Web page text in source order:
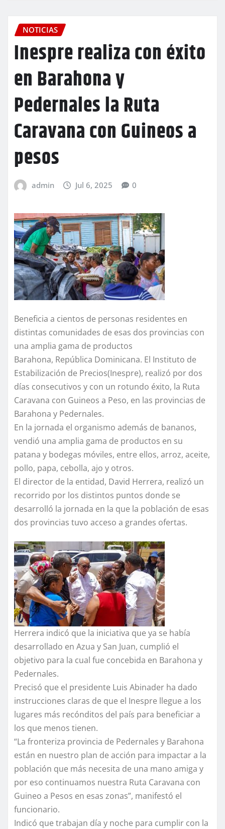
NOTICIAS
Inespre realiza con éxito
en Barahona y
Pedernales la Ruta
Caravana con Guineos a
pesos
admin Jul 6, 2025 0
Beneficia a cientos de personas residentes en
distintas comunidades de esas dos provincias con
una amplia gama de productos
Barahona, República Dominicana. El Instituto de
Estabilización de Precios(Inespre), realizó por dos
días consecutivos y con un rotundo éxito, la Ruta
Caravana con Guineos a Peso, en las provincias de
Barahona y Pedernales.
En la jornada el organismo además de bananos,
vendió una amplia gama de productos en su
patana y bodegas móviles, entre ellos, arroz, aceite,
pollo, papa, cebolla, ajo y otros.
El director de la entidad, David Herrera, realizó un
recorrido por los distintos puntos donde se
desarrolló la jornada en la que la población de esas
dos provincias tuvo acceso a grandes ofertas.
Herrera indicó que la iniciativa que ya se había
desarrollado en Azua y San Juan, cumplió el
objetivo para la cual fue concebida en Barahona y
Pedernales.
Precisó que el presidente Luis Abinader ha dado
instrucciones claras de que el Inespre llegue a los
lugares más recónditos del país para beneficiar a
los que menos tienen.
“La fronteriza provincia de Pedernales y Barahona
están en nuestro plan de acción para impactar a la
población que más necesita de una mano amiga y
por eso continuamos nuestra Ruta Caravana con
Guineo a Pesos en esas zonas”, manifestó el
funcionario.
Indicó que trabajan día y noche para cumplir con la